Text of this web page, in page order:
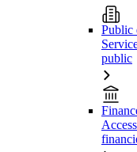
Public
public